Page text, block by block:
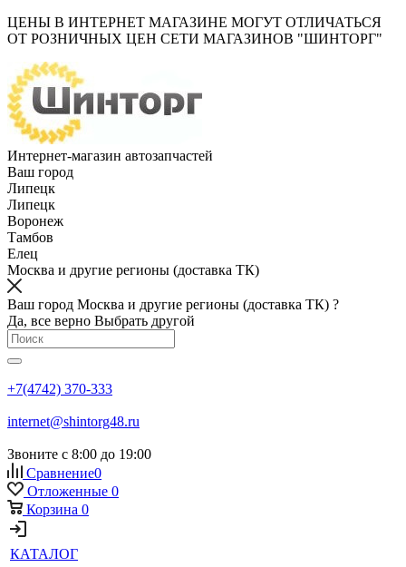
ЦЕНЫ В ИНТЕРНЕТ МАГАЗИНЕ МОГУТ ОТЛИЧАТЬСЯ
ОТ РОЗНИЧНЫХ ЦЕН СЕТИ МАГАЗИНОВ "ШИНТОРГ"
Интернет-магазин автозапчастей
Ваш город
Липецк
Липецк
Воронеж
Тамбов
Елец
Москва и другие регионы (доставка ТК)
Ваш город Москва и другие регионы (доставка ТК) ?
Да, все верно Выбрать другой
+7(4742) 370-333
internet@shintorg48.ru
Звоните с 8:00 до 19:00
Сравнение0
Отложенные 0
Корзина 0
КАТАЛОГ